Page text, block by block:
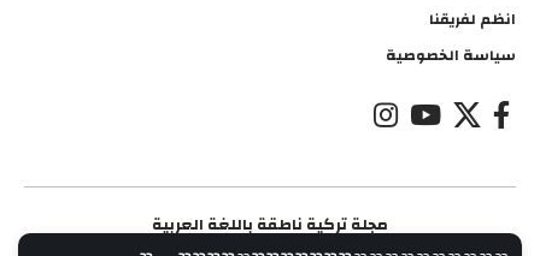
انظم لفريقنا
سياسة الخصوصية
مجلة تركية ناطقة باللغة العربية